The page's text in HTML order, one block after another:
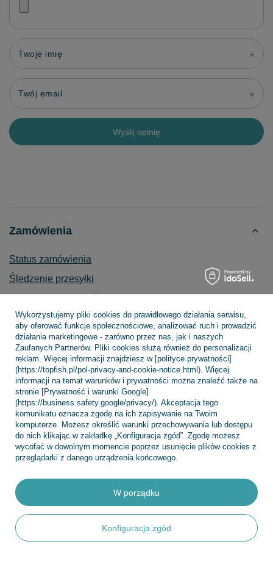
Twoje imię
Twój email
Wyślij opinię
Zamówienia
Status zamówienia
Śledzenie przesyłki
Chcę zwrócić produkt
Chcę wymienić towar
Kontakt
Konto
Regulaminy
INFORMACJE
Wykorzystujemy pliki cookies do prawidłowego działania serwisu,
aby oferować funkcje społecznościowe, analizować ruch i prowadzić
działania marketingowe - zarówno przez nas, jak i naszych
Zaufanych Partnerów. Pliki cookies służą również do personalizacji
reklam. Więcej informacji znajdziesz w [polityce prywatności]
(https://topfish.pl/pol-privacy-and-cookie-notice.html). Więcej
informacji na temat warunków i prywatności można znaleźć także na
stronie [Prywatność i warunki Google]
(https://business.safety.google/privacy/). Akceptacja tego
komunikatu oznacza zgodę na ich zapisywanie na Twoim
komputerze. Możesz określić warunki przechowywania lub dostępu
do nich klikając w zakładkę „Konfiguracja zgód”. Zgodę możesz
wycofać w dowolnym momencie poprzez usunięcie plików cookies z
przeglądarki z danego urządzenia końcowego.
Konfiguracja zgód
W porządku